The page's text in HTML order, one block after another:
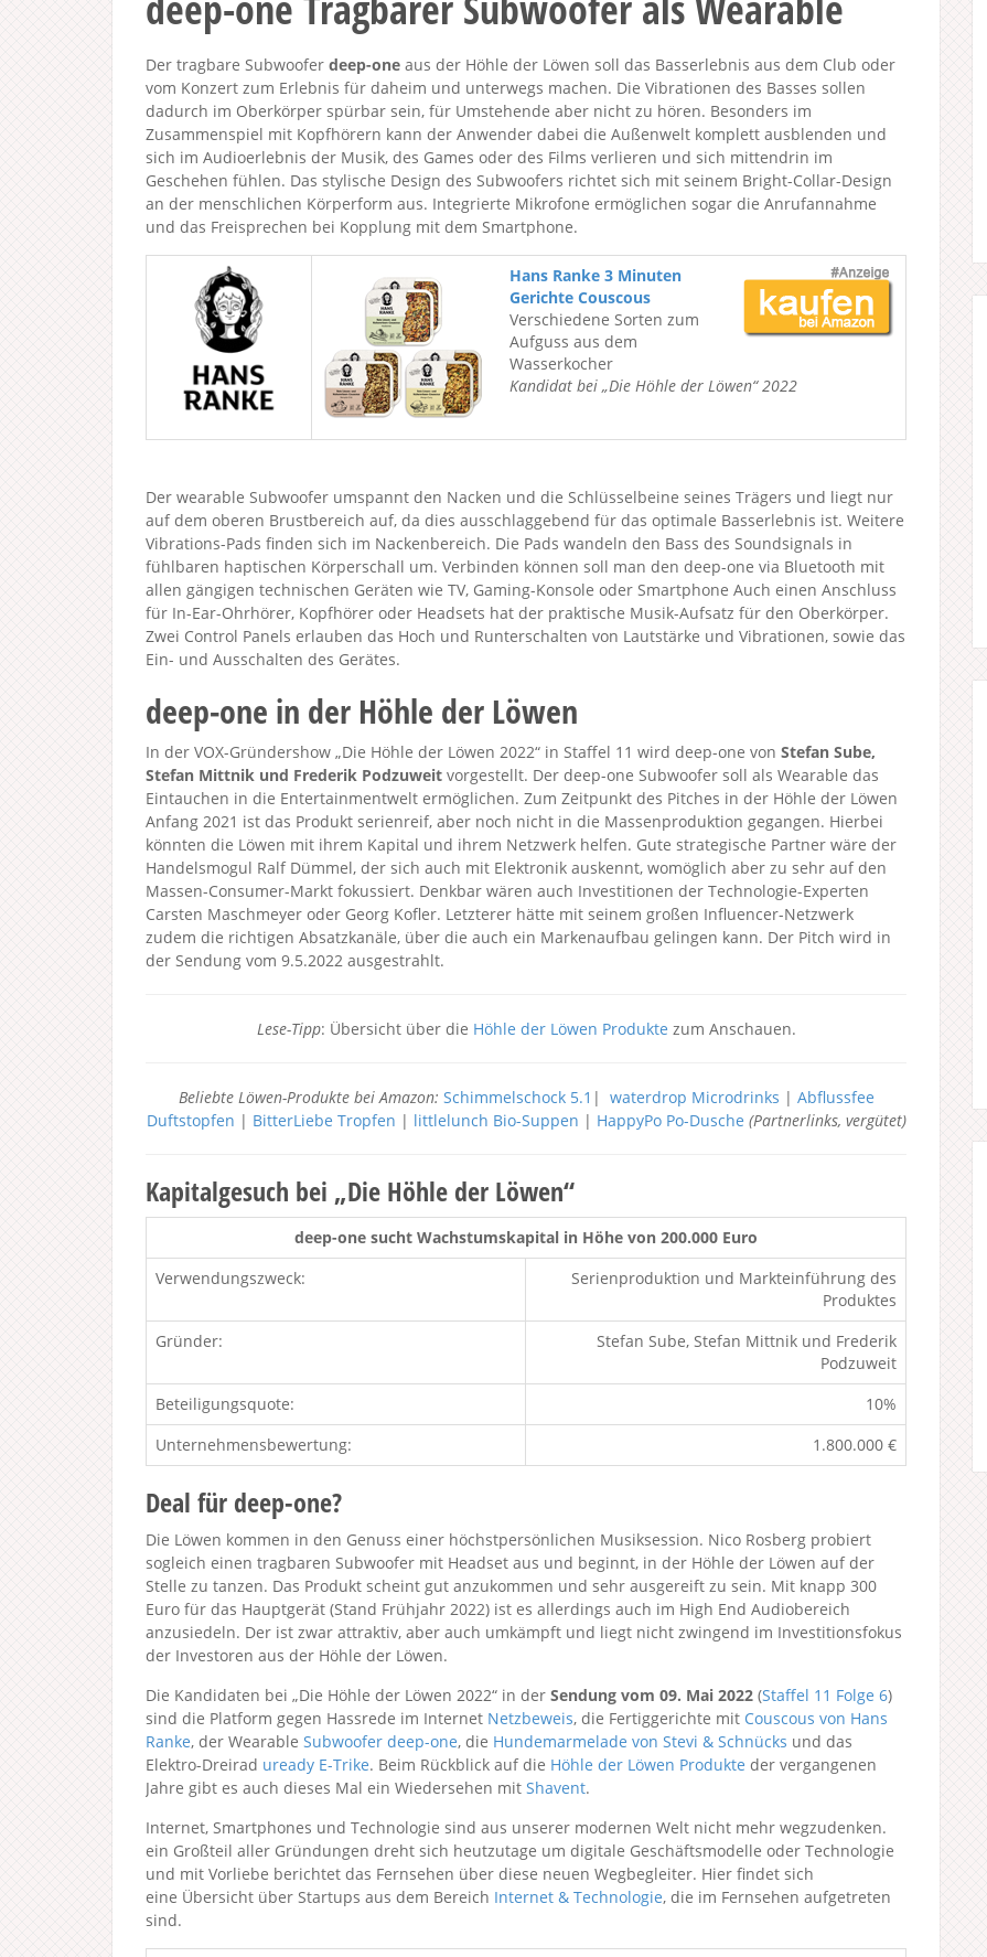
Der tragbare Subwoofer deep-one aus der Höhle der Löwen soll das Basserlebnis aus dem Club oder
vom Konzert zum Erlebnis für daheim und unterwegs machen. Die Vibrationen des Basses sollen
dadurch im Oberkörper spürbar sein, für Umstehende aber nicht zu hören. Besonders im
Zusammenspiel mit Kopfhörern kann der Anwender dabei die Außenwelt komplett ausblenden und
sich im Audioerlebnis der Musik, des Games oder des Films verlieren und sich mittendrin im
Geschehen fühlen. Das stylische Design des Subwoofers richtet sich mit seinem Bright-Collar-Design
an der menschlichen Körperform aus. Integrierte Mikrofone ermöglichen sogar die Anrufannahme
und das Freisprechen bei Kopplung mit dem Smartphone.
Hans Ranke 3 Minuten
Gerichte Couscous
Verschiedene Sorten zum
Aufguss aus dem
Wasserkocher
Kandidat bei „Die Höhle der Löwen“ 2022
Der wearable Subwoofer umspannt den Nacken und die Schlüsselbeine seines Trägers und liegt nur
auf dem oberen Brustbereich auf, da dies ausschlaggebend für das optimale Basserlebnis ist. Weitere
Vibrations-Pads finden sich im Nackenbereich. Die Pads wandeln den Bass des Soundsignals in
fühlbaren haptischen Körperschall um. Verbinden können soll man den deep-one via Bluetooth mit
allen gängigen technischen Geräten wie TV, Gaming-Konsole oder Smartphone Auch einen Anschluss
für In-Ear-Ohrhörer, Kopfhörer oder Headsets hat der praktische Musik-Aufsatz für den Oberkörper.
Zwei Control Panels erlauben das Hoch und Runterschalten von Lautstärke und Vibrationen, sowie das
Ein- und Ausschalten des Gerätes.
deep-one in der Höhle der Löwen
In der VOX-Gründershow „Die Höhle der Löwen 2022“ in Staffel 11 wird deep-one von Stefan Sube,
Stefan Mittnik und Frederik Podzuweit vorgestellt. Der deep-one Subwoofer soll als Wearable das
Eintauchen in die Entertainmentwelt ermöglichen. Zum Zeitpunkt des Pitches in der Höhle der Löwen
Anfang 2021 ist das Produkt serienreif, aber noch nicht in die Massenproduktion gegangen. Hierbei
könnten die Löwen mit ihrem Kapital und ihrem Netzwerk helfen. Gute strategische Partner wäre der
Handelsmogul Ralf Dümmel, der sich auch mit Elektronik auskennt, womöglich aber zu sehr auf den
Massen-Consumer-Markt fokussiert. Denkbar wären auch Investitionen der Technologie-Experten
Carsten Maschmeyer oder Georg Kofler. Letzterer hätte mit seinem großen Influencer-Netzwerk
zudem die richtigen Absatzkanäle, über die auch ein Markenaufbau gelingen kann. Der Pitch wird in
der Sendung vom 9.5.2022 ausgestrahlt.
Lese-Tipp: Übersicht über die Höhle der Löwen Produkte zum Anschauen.
Beliebte Löwen-Produkte bei Amazon: Schimmelschock 5.1 | waterdrop Microdrinks | Abflussfee
Duftstopfen | BitterLiebe Tropfen | littlelunch Bio-Suppen | HappyPo Po-Dusche (Partnerlinks, vergütet)
Kapitalgesuch bei „Die Höhle der Löwen“
deep-one sucht Wachstumskapital in Höhe von 200.000 Euro
Verwendungszweck:
Serienproduktion und Markteinführung des
Produktes
Gründer:
Stefan Sube, Stefan Mittnik und Frederik
Podzuweit
Beteiligungsquote:
10%
Unternehmensbewertung:
1.800.000 €
Deal für deep-one?
Die Löwen kommen in den Genuss einer höchstpersönlichen Musiksession. Nico Rosberg probiert
sogleich einen tragbaren Subwoofer mit Headset aus und beginnt, in der Höhle der Löwen auf der
Stelle zu tanzen. Das Produkt scheint gut anzukommen und sehr ausgereift zu sein. Mit knapp 300
Euro für das Hauptgerät (Stand Frühjahr 2022) ist es allerdings auch im High End Audiobereich
anzusiedeln. Der ist zwar attraktiv, aber auch umkämpft und liegt nicht zwingend im Investitionsfokus
der Investoren aus der Höhle der Löwen.
Die Kandidaten bei „Die Höhle der Löwen 2022“ in der Sendung vom 09. Mai 2022 (Staffel 11 Folge 6)
sind die Platform gegen Hassrede im Internet Netzbeweis, die Fertiggerichte mit Couscous von Hans
Ranke, der Wearable Subwoofer deep-one, die Hundemarmelade von Stevi & Schnücks und das
Elektro-Dreirad uready E-Trike. Beim Rückblick auf die Höhle der Löwen Produkte der vergangenen
Jahre gibt es auch dieses Mal ein Wiedersehen mit Shavent.
Internet, Smartphones und Technologie sind aus unserer modernen Welt nicht mehr wegzudenken.
ein Großteil aller Gründungen dreht sich heutzutage um digitale Geschäftsmodelle oder Technologie
und mit Vorliebe berichtet das Fernsehen über diese neuen Wegbegleiter. Hier findet sich
eine Übersicht über Startups aus dem Bereich Internet & Technologie, die im Fernsehen aufgetreten
sind.